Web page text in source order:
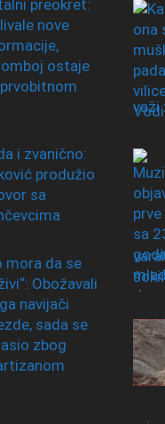
preokret:
nove
ostaje
i zvanično:
produžio
sa
mora da se
Obožavali
navijači
sada se
zbog
važi